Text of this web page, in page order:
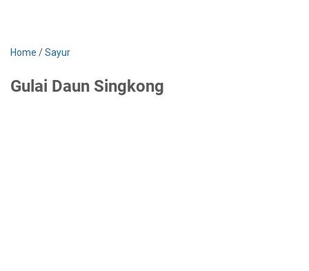
Home /Sayur
Gulai Daun Singkong